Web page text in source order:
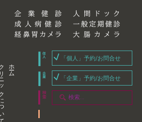
ついて ホーム
「個人」予約/お問合せ
「企業」予約/お問合せ